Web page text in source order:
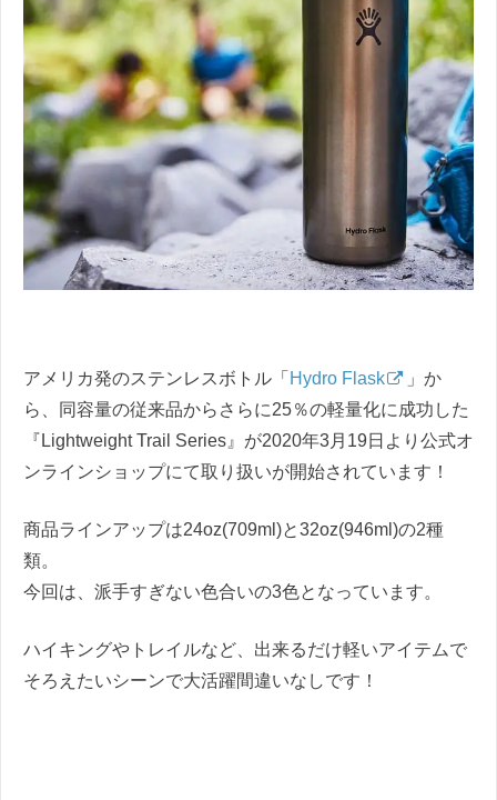
アメリカ発のステンレスボトル「 Hydro Flask
」か
ら、同容量の従来品からさらに25％の軽量化に成功した
『Lightweight Trail Series』が2020年3月19日より公式オ
ンラインショップにて取り扱いが開始されています！
商品ラインアップは24oz(709ml)と32oz(946ml)の2種
類。
今回は、派手すぎない色合いの3色となっています。
ハイキングやトレイルなど、出来るだけ軽いアイテムで
そろえたいシーンで大活躍間違いなしです！